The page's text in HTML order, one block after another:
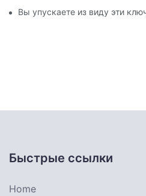
Вы упускаете из виду эти
Быстрые ссылки
Home